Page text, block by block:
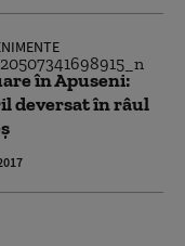
în Apuseni:
deversat în râul